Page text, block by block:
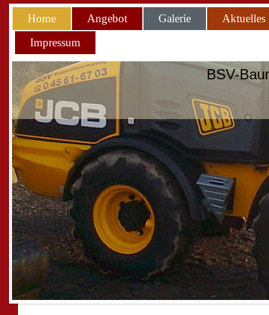
Home Angebot Galerie
Aktuelles
Impressum
BSV-